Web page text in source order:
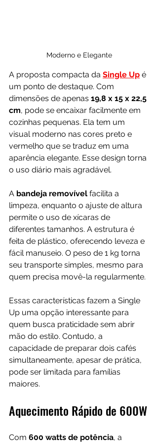
Moderno e Elegante
A proposta compacta da Single Up é
um ponto de destaque. Com
dimensões de apenas 19,8 x 15 x 22,5
cm, pode se encaixar facilmente em
cozinhas pequenas. Ela tem um
visual moderno nas cores preto e
vermelho que se traduz em uma
aparência elegante. Esse design torna
o uso diário mais agradável.
A bandeja removível facilita a
limpeza, enquanto o ajuste de altura
permite o uso de xícaras de
diferentes tamanhos. A estrutura é
feita de plástico, oferecendo leveza e
fácil manuseio. O peso de 1 kg torna
seu transporte simples, mesmo para
quem precisa movê-la regularmente.
Essas características fazem a Single
Up uma opção interessante para
quem busca praticidade sem abrir
mão do estilo. Contudo, a
capacidade de preparar dois cafés
simultaneamente, apesar de prática,
pode ser limitada para famílias
maiores.
Aquecimento Rápido de 600W
Com 600 watts de potência, a